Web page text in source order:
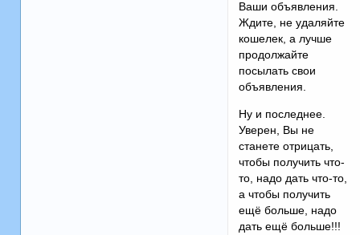
Ваши объявления.
Ждите, не удаляйте
кошелек, а лучше
продолжайте
посылать свои
объявления.
Ну и последнее.
Уверен, Вы не
станете отрицать,
чтобы получить что-
то, надо дать что-то,
а чтобы получить
ещё больше, надо
дать ещё больше!!!